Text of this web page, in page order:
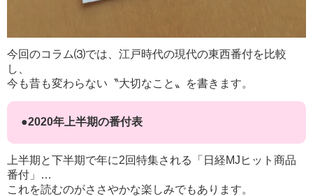
今回のコラム⑶では、江戸時代の現代の東西番付を比較
し、
今も昔も変わらない〝大切なこと〟を書きます。
●2020年上半期の番付表
上半期と下半期で年に2回特集される「日経MJヒット商品
番付」…
これを読むのがささやかな楽しみでもあります。